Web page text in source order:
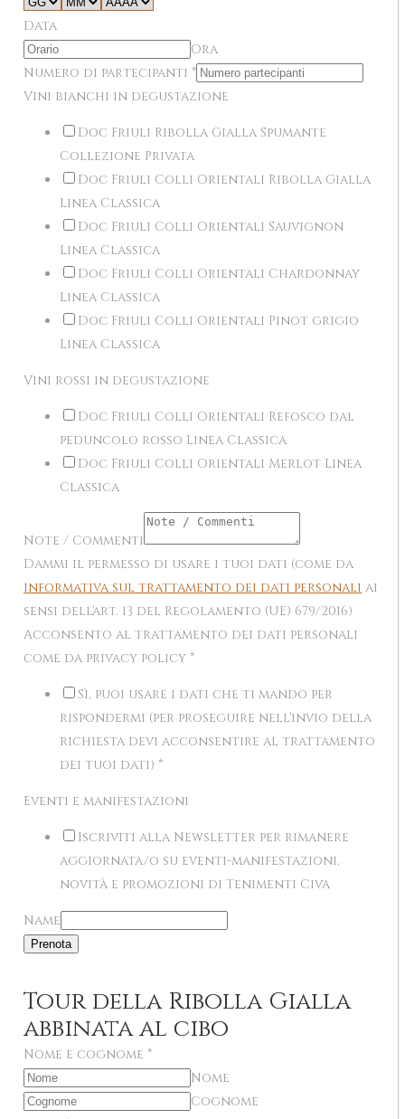
Data
Ora
Numero di partecipanti *
Vini bianchi in degustazione
Doc Friuli Ribolla Gialla Spumante
Collezione Privata
Doc Friuli Colli Orientali Ribolla Gialla
Linea Classica
Doc Friuli Colli Orientali Sauvignon
Linea Classica
Doc Friuli Colli Orientali Chardonnay
Linea Classica
Doc Friuli Colli Orientali Pinot grigio
Linea Classica
Vini rossi in degustazione
Doc Friuli Colli Orientali Refosco dal
peduncolo rosso Linea Classica
Doc Friuli Colli Orientali Merlot Linea
Classica
Note / Commenti
Dammi il permesso di usare i tuoi dati (come da
informativa sul trattamento dei dati personali ai
sensi dell'art. 13 del Regolamento (UE) 679/2016)
Acconsento al trattamento dei dati personali
come da privacy policy *
Sì, puoi usare i dati che ti mando per
rispondermi (per proseguire nell'invio della
richiesta devi acconsentire al trattamento
dei tuoi dati) *
Eventi e manifestazioni
Iscriviti alla Newsletter per rimanere
aggiornata/o su eventi-manifestazioni,
novità e promozioni di Tenimenti Civa
Name
Prenota
Tour della Ribolla Gialla
abbinata al cibo
Nome e cognome *
Nome
Cognome